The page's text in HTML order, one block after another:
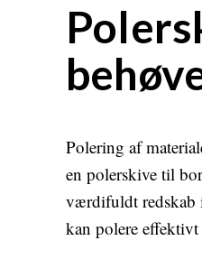
Polering af
en polerskive til
værdifuldt redskab
kan polere